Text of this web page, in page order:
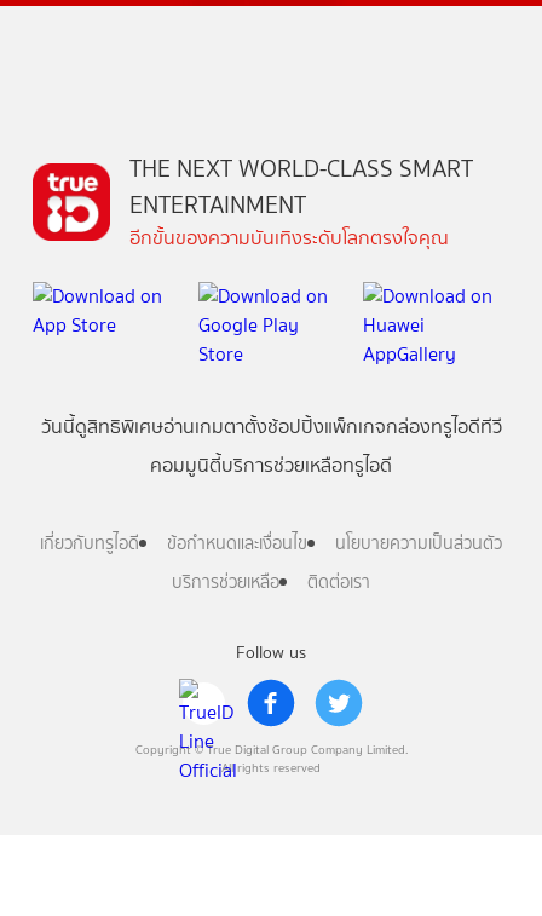
Follow us
Copyright © True Digital Group Company Limited.
All rights reserved
THE NEXT WORLD-CLASS SMART
ENTERTAINMENT
อีกขั้นของความบันเทิงระดับโลกตรงใจคุณ
วันนี้ดูสิทธิพิเศษอ่านเกมตาตั้งช้อปปิ้งแพ็กเกจกล่องทรูไอดีทีวี
คอมมูนิตี้บริการช่วยเหลือทรูไอดี
เกี่ยวกับทรูไอดี ข้อกำหนดและเงื่อนไข
นโยบายความเป็นส่วนตัว
บริการช่วยเหลือ
ติดต่อเรา